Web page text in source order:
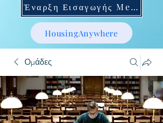
Έναρξη Εισαγωγής Mentoring
HousingAnywhere
Ομάδες